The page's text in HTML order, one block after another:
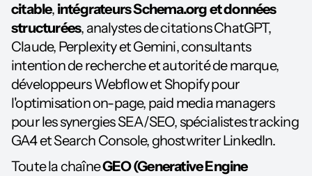
citable, intégrateurs Schema.org et données
structurées, analystes de citations ChatGPT,
Claude, Perplexity et Gemini, consultants
intention de recherche et autorité de marque,
développeurs Webflow et Shopify pour
l'optimisation on-page, paid media managers
pour les synergies SEA/SEO, spécialistes tracking
GA4 et Search Console, ghostwriter LinkedIn.
Toute la chaîneGEO (Generative Engine